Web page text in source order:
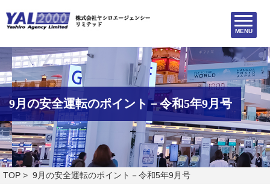
MENU
9月の安全運転のポイント－令和5年9月号
TOP > 9月の安全運転のポイント－令和5年9月号